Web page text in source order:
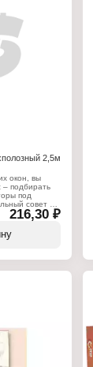
2,5м
окон, вы
подбирать
под
совет –
вы
и их
после
высота его
216,30 ₽